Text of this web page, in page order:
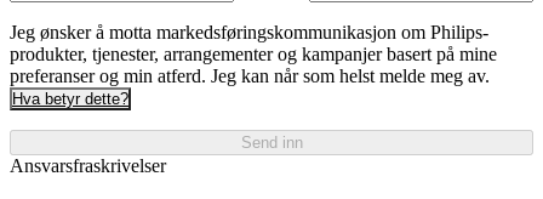
Jeg ønsker å motta markedsføringskommunikasjon om Philips-
produkter, tjenester, arrangementer og kampanjer basert på mine
preferanser og min atferd. Jeg kan når som helst melde meg av.
Hva betyr dette?
Send inn
Ansvarsfraskrivelser